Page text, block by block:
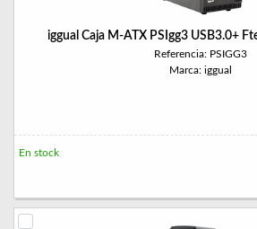
iggual Caja M-ATX PSIgg3 USB3.0+
Referencia: PSIGG3
Marca: iggual
En stock